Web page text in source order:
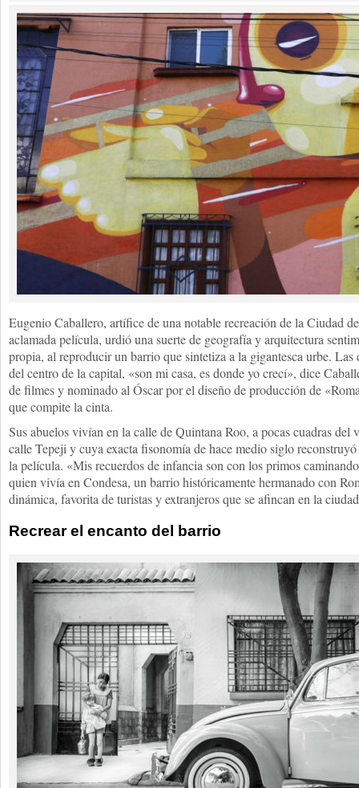
Eugenio Caballero, artífice de una notable recreación de la Ciudad
aclamada película, urdió una suerte de geografía y arquitectura
propia, al reproducir un barrio que sintetiza a la gigantesca urbe.
del centro de la capital, «son mi casa, es donde yo crecí», dice
de filmes y nominado al Óscar por el diseño de producción de
que compite la cinta.
Sus abuelos vivían en la calle de Quintana Roo, a pocas cuadras del
calle Tepeji y cuya exacta fisonomía de hace medio siglo
la película. «Mis recuerdos de infancia son con los primos
quien vivía en Condesa, un barrio históricamente hermanado con
dinámica, favorita de turistas y extranjeros que se afincan en la
Recrear el encanto del barrio